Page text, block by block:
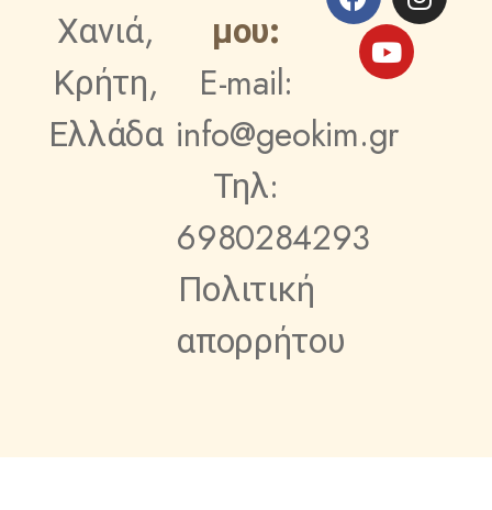
Χανιά,
Κρήτη,
Ελλάδα
μου:
E-mail:
info@geokim.gr
Τηλ:
6980284293
Πολιτική
απορρήτου